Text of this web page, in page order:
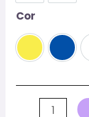
Cor
Amarela
Azul